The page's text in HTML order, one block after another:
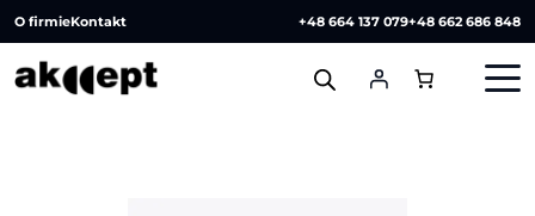
O firmieKontakt +48 664 137 079+48 662 686 848